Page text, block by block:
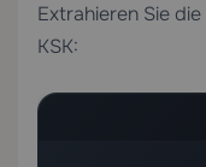
Extrahieren Sie
KSK: